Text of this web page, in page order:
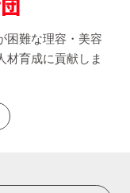
困難な理容・美容
材育成に貢献しま